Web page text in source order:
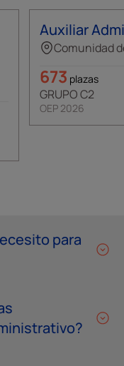
Auxiliar
Comunidad
673 plazas
GRUPO C2
OEP 2026
para